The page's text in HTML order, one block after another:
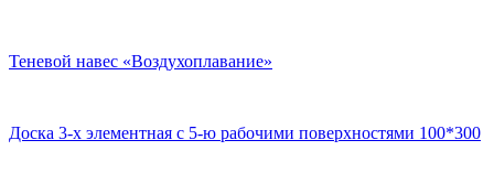
Теневой навес «Воздухоплавание»
Доска 3-х элементная с 5-ю рабочими поверхностями 100*300